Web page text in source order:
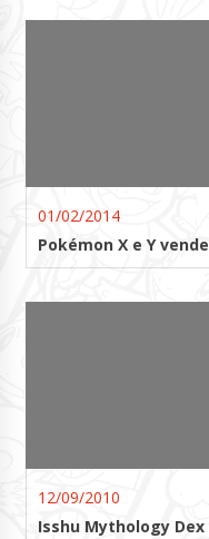
01/02/2014
Pokémon X e Y
12/09/2010
Isshu Mythology Dex